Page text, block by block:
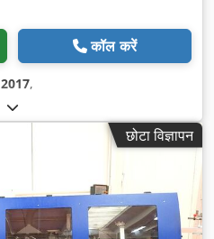
कॉल करें
2017,
छोटा विज्ञापन